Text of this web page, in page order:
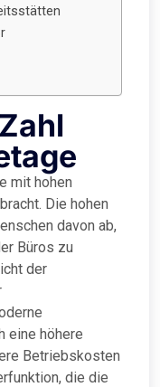
mit hohen
Die hohen
davon ab,
Büros zu
der
eine höhere
Betriebskosten
die die